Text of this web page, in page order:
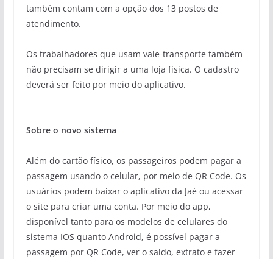
também contam com a opção dos 13 postos de
atendimento.
Os trabalhadores que usam vale-transporte também
não precisam se dirigir a uma loja física. O cadastro
deverá ser feito por meio do aplicativo.
Sobre o novo sistema
Além do cartão físico, os passageiros podem pagar a
passagem usando o celular, por meio de QR Code. Os
usuários podem baixar o aplicativo da Jaé ou acessar
o site para criar uma conta. Por meio do app,
disponível tanto para os modelos de celulares do
sistema IOS quanto Android, é possível pagar a
passagem por QR Code, ver o saldo, extrato e fazer